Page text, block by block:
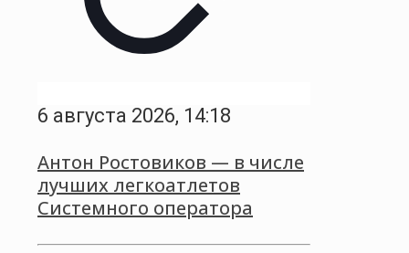
6 августа 2026, 14:18
Антон Ростовиков — в числе
лучших легкоатлетов
Системного оператора